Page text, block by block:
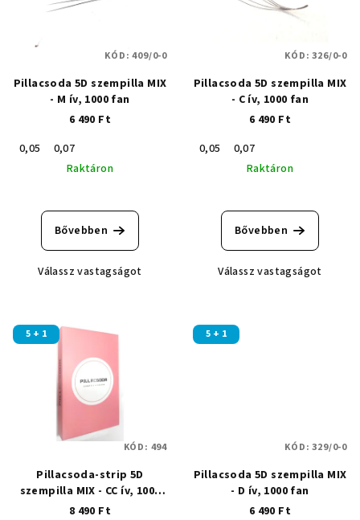
Pillacsoda 5D szempilla MIX
- M ív, 1000 fan
6 490 Ft
0,05
0,07
Raktáron
Bővebben
Válassz vastagságot
KÓD:409/0-0
Pillacsoda 5D szempilla MIX
- C ív, 1000 fan
6 490 Ft
0,05
0,07
Raktáron
termék
átlagos
értékelése
ből
Bővebben
Válassz vastagságot
KÓD:326/0-0
5 + 1
Pillacsoda-strip 5D
szempilla MIX - CC ív, 1000
fan
8 490 Ft
KÓD: 494
5 + 1
Pillacsoda 5D szempilla MIX
- D ív, 1000 fan
6 490 Ft
KÓD:329/0-0